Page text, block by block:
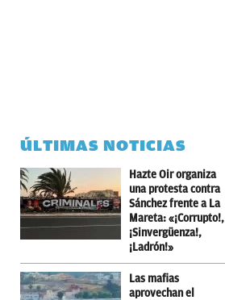
ÚLTIMAS NOTICIAS
Hazte Oir organiza
una protesta contra
Sánchez frente a La
Mareta: «¡Corrupto!,
¡Sinvergüenza!,
¡Ladrón!»
Las mafias
aprovechan el